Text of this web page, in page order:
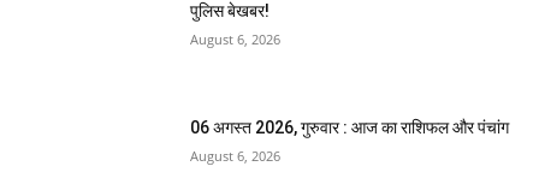
पुलिस बेखबर!
August 6, 2026
06 अगस्त 2026, गुरुवार : आज का राशिफल और पंचांग
August 6, 2026